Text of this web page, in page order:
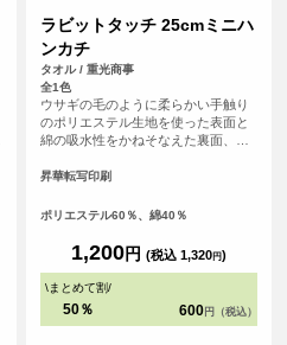
ラビットタッチ 25cmミニハ
ンカチ
タオル / 重光商事
全1色
ウサギの毛のように柔らかい手触り
のポリエステル生地を使った表面と
綿の吸水性をかねそなえた裏面、丁
ルです。
昇華転写印刷
ポリエステル60％、綿40％
1,200円 (税込 1,320円)
\まとめて割/
50％ 600 円（税込）